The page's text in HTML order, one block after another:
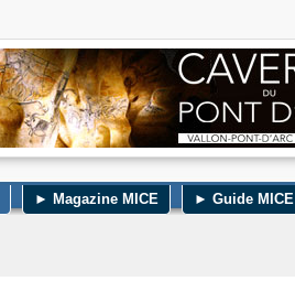
► Magazine MICE ► Guide MICE